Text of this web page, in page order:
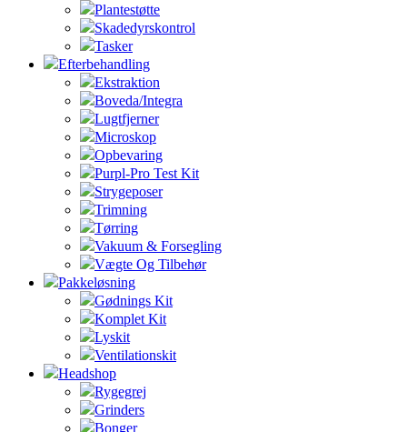
Plantestøtte
Skadedyrskontrol
Tasker
Efterbehandling
Ekstraktion
Boveda/Integra
Lugtfjerner
Microskop
Opbevaring
Purpl-Pro Test Kit
Strygeposer
Trimning
Tørring
Vakuum & Forsegling
Vægte Og Tilbehør
Pakkeløsning
Gødnings Kit
Komplet Kit
Lyskit
Ventilationskit
Headshop
Rygegrej
Grinders
Bonger